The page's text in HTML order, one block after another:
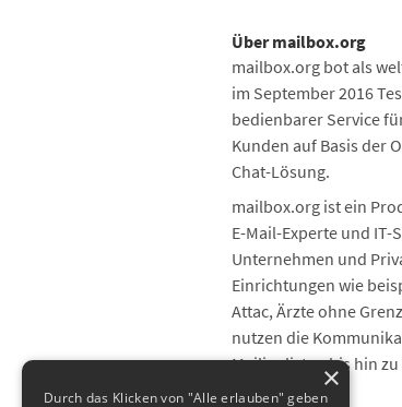
Über mailbox.org
mailbox.org bot als
im September 2016
bedienbarer Service
Kunden auf Basis der
Chat-Lösung.
mailbox.org ist ein
E-Mail-Experte und
Unternehmen und
Einrichtungen wie
Attac, Ärzte ohne
nutzen die
Mailinglisten bis hin
×
Durch das Klicken von "Alle erlauben" geben